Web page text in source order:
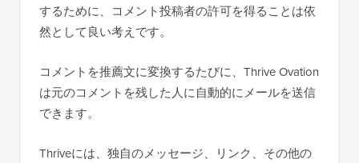
するために、コメント投稿者の許可を得ることは依
然として良い考えです。
コメントを推薦文に変換するたびに、Thrive Ovation
は元のコメントを残した人に自動的にメールを送信
できます。
Thriveには、独自のメッセージ、リンク、その他の